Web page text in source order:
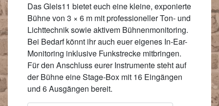
Das Gleis11 bietet euch eine kleine, exponierte
Bühne von 3 × 6 m mit professioneller Ton- und
Lichttechnik sowie aktivem Bühnenmonitoring.
Bei Bedarf könnt ihr auch euer eigenes In-Ear-
Monitoring inklusive Funkstrecke mitbringen.
Für den Anschluss eurer Instrumente steht auf
der Bühne eine Stage-Box mit 16 Eingängen
und 6 Ausgängen bereit.